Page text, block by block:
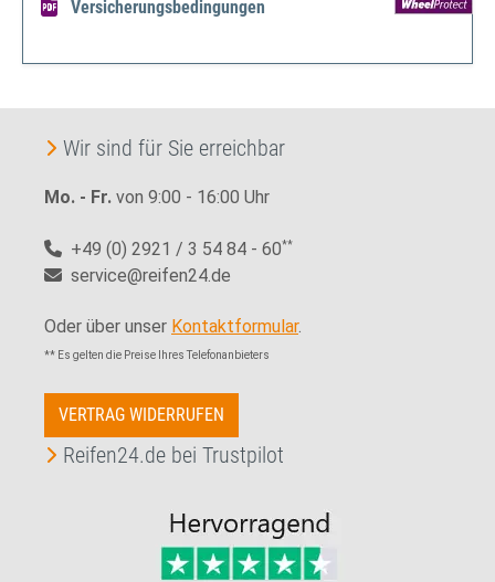
Versicherungsbedingungen
Wir sind für Sie erreichbar
Mo. - Fr. von 9:00 - 16:00 Uhr
+49 (0) 2921 / 3 54 84 - 60**
service@reifen24.de
Oder über unser Kontaktformular.
** Es gelten die Preise Ihres Telefonanbieters
VERTRAG WIDERRUFEN
Reifen24.de bei Trustpilot